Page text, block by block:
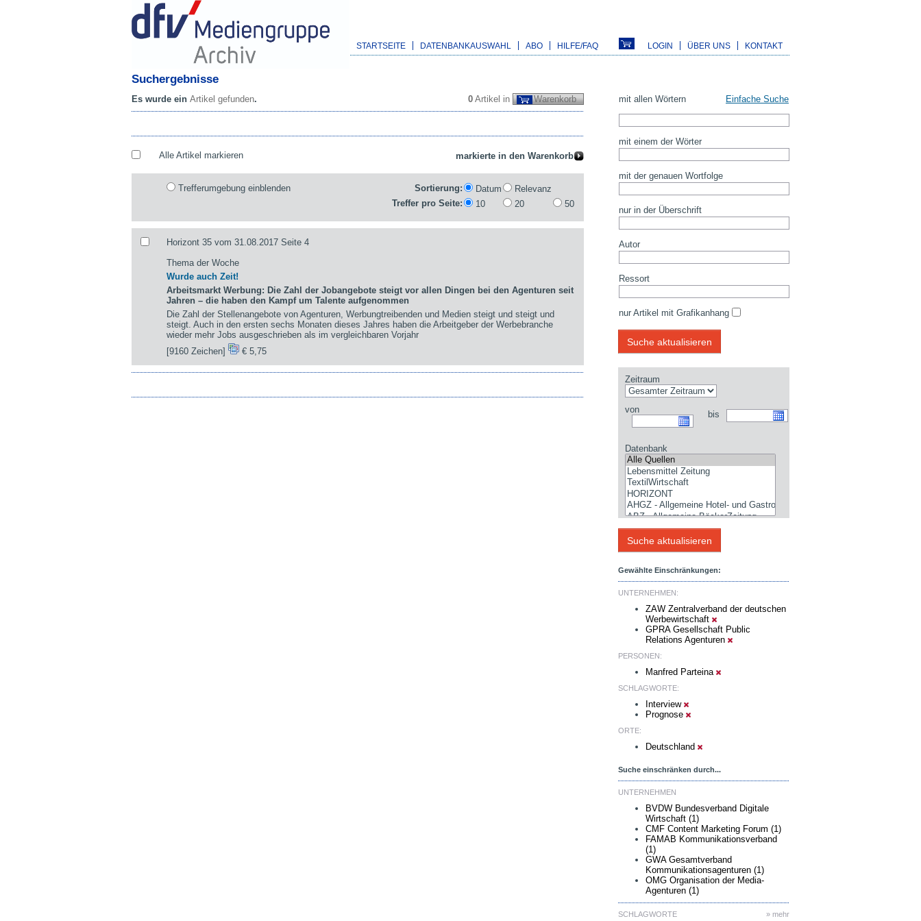
STARTSEITE DATENBANKAUSWAHL ABO HILFE/FAQ LOGIN ÜBER UNS KONTAKT
Suchergebnisse
0 Artikel in Warenkorb
Es wurde ein Artikel gefunden.
Alle Artikel markieren
Trefferumgebung einblenden Sortierung: Datum
Relevanz
Treffer pro Seite:
10 20 50
Horizont 35 vom 31.08.2017 Seite 4
Thema der Woche
Wurde auch Zeit!
Arbeitsmarkt Werbung: Die Zahl der Jobangebote steigt vor allen Dingen bei den Agenturen seit
Jahren – die haben den Kampf um Talente aufgenommen
Die Zahl der Stellenangebote von Agenturen, Werbungtreibenden und Medien steigt und steigt und
steigt. Auch in den ersten sechs Monaten dieses Jahres haben die Arbeitgeber der Werbebranche
wieder mehr Jobs ausgeschrieben als im vergleichbaren Vorjahr
[9160 Zeichen]
€ 5,75
mit allen Wörtern Einfache Suche
mit einem der Wörter
mit der genauen Wortfolge
nur in der Überschrift
Autor
Ressort
nur Artikel mit Grafikanhang
Zeitraum
von bis
Datenbank
Gewählte Einschränkungen:
UNTERNEHMEN:
ZAW Zentralverband der deutschen
Werbewirtschaft
GPRA Gesellschaft Public
Relations Agenturen
PERSONEN:
Manfred Parteina
SCHLAGWORTE:
Interview
Prognose
ORTE:
Deutschland
Suche einschränken durch...
UNTERNEHMEN
BVDW Bundesverband Digitale
Wirtschaft (1)
CMF Content Marketing Forum (1)
FAMAB Kommunikationsverband
(1)
GWA Gesamtverband
Kommunikationsagenturen (1)
OMG Organisation der Media-
Agenturen (1)
» mehr
SCHLAGWORTE